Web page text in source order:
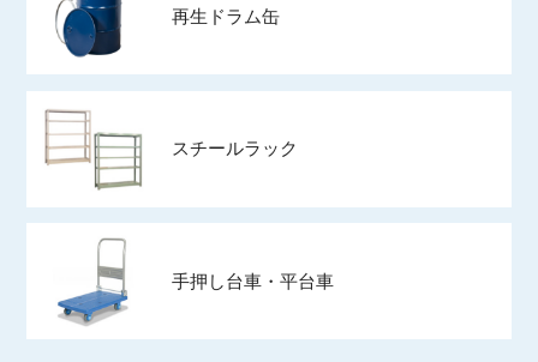
再生ドラム缶
スチールラック
手押し台車・平台車